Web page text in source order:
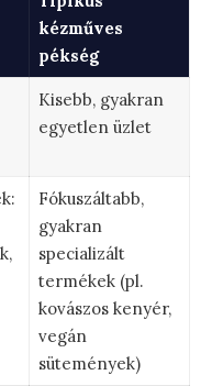
kézműves
pékség
Kisebb, gyakran
egyetlen üzlet
Fókuszáltabb,
gyakran
specializált
termékek (pl.
kovászos kenyér,
vegán
sütemények)